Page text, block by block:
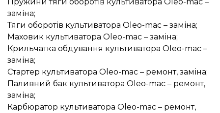
заміна;
Тяги оборотів культиватора Oleo-mac – заміна;
Маховик культиватора Oleo-mac – заміна;
Крильчатка обдування культиватора Oleo-mac –
заміна;
Стартер культиватора Oleo-mac – ремонт, заміна;
Паливний бак культиватора Oleo-mac – ремонт,
заміна;
Карбюратор культиватора Oleo-mac – ремонт,